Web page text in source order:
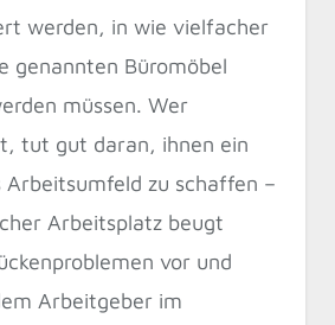
werden, in wie vielfacher
genannten Büromöbel
müssen. Wer
tut gut daran, ihnen ein
Arbeitsumfeld zu schaffen –
Arbeitsplatz beugt
vor und
Arbeitgeber im